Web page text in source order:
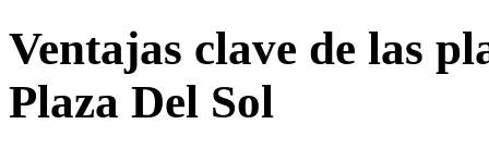
Ventajas clave de las
Plaza Del Sol